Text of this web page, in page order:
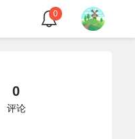
0
0
评论